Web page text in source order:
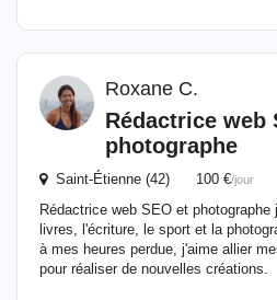
Roxane C.
Rédactrice web
photographe
Saint-Étienne (42) 100 €/jour
Rédactrice web SEO et
livres, l'écriture, le sport et la
à mes heures perdue, j'aime allier
pour réaliser de nouvelles créations.